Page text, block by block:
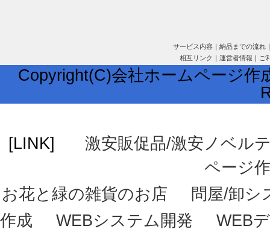
サービス内容｜ 納品までの流れ
相互リンク ｜ 運営者情報 ｜ ご
Copyright(C)会社ホームページ
[LINK]
激安販促品/激安ノベル
ページ
お花と緑の雑貨のお店
問屋/卸シ
作成
WEBシステム開発 WEB